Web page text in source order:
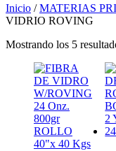
Inicio /MATERIAS
VIDRIO ROVING
Mostrando los 5